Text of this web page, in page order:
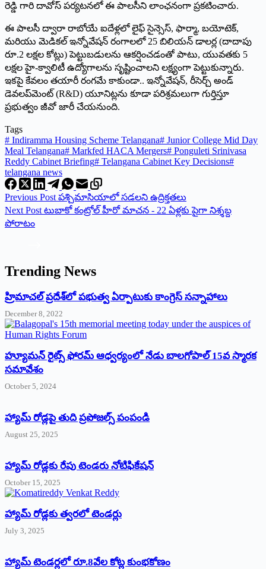
రెడ్డి గారి దావోస్ పర్యటనలో ఈ పాలసీని లాంఛనంగా ప్రకటించారు.
ఈ పాలసీ ద్వారా రాబోయే ఐదేళ్లలో లైఫ్ సైన్సెస్, ఫార్మా, బయోటెక్,
మరియు మెడికల్ ఇన్నోవేషన్ రంగాలలో 25 బిలియన్ డాలర్ల (దాదాపు
రూ.2 లక్షల కోట్లు) పెట్టుబడులను ఆకర్షించడంతో పాటు, యువతకు 5
లక్షల హై-క్వాలిటీ ఉద్యోగాలను సృష్టించాలని లక్ష్యంగా పెట్టుకున్నారు.
ఇకపై కేవలం తయారీ రంగమే కాకుండా.. ఇన్నోవేషన్, రీసెర్చ్ అండ్
డెవలప్‌మెంట్ (R&D) యూనిట్లను కూడా పరిశ్రమలుగా గుర్తిస్తూ
ప్రభుత్వం జీవో జారీ చేయనుంది.
Tags
# Indiramma Housing Scheme Telangana# Junior College Mid Day
Meal Telangana# Markfed HACA Mergers# Ponguleti Srinivasa
Reddy Cabinet Briefing# Telangana Cabinet Key Decisions#
telangana news
Previous Post పశ్చిమాసియాలో సడలని ఉద్రిక్తతలు
Next Post టుబాకో కంట్రోల్ హీరో మాచన - 22 ఏళ్లకు పైగా నిశ్శబ్ద
పోరాటం
Trending News
‌హ్రిమాచల్‌ ‌ప్రదేశ్‌లో పభుత్వ ఏర్పాటుకు కాంగ్రెస్‌ ‌సన్నాహాలు
December 8, 2022
హ్యూమన్‌ రైట్స్‌ ఫోరమ్‌ ఆధ్వర్యంలో నేడు బాలగోపాల్‌ 15వ స్మారక
సమావేశం
October 5, 2024
హ్యామ్‌ రోడ్లపై తుది ప్రపోజల్స్‌ పంపండి
August 25, 2025
హ్యామ్‌ రోడ్లకు రేపు టెండరు నోటిఫికేషన్‌
October 15, 2025
హ్యామ్‌ రోడ్లకు త్వరలో టెండర్లు
July 3, 2025
హ్యామ్‌ ‌టెండర్లలో రూ.8వేల కోట్ల కుంభకోణం